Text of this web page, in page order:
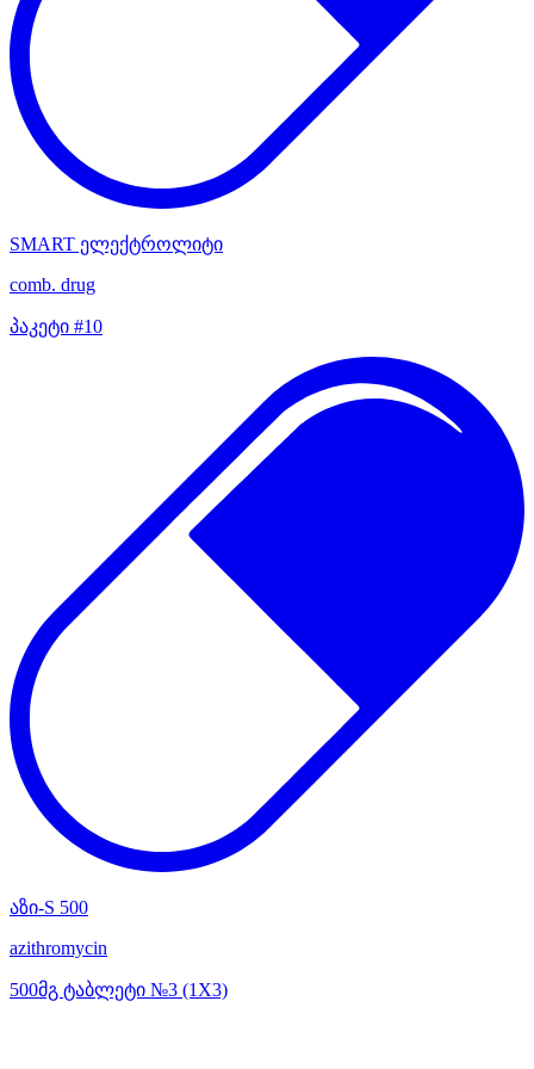
SMART ელექტროლიტი
comb. drug
პაკეტი #10
აზი-S 500
azithromycin
500მგ ტაბლეტი №3 (1X3)